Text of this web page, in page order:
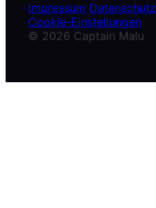
Impressum Datenschutz
Cookie-Einstellungen
© 2026 Captain Malu